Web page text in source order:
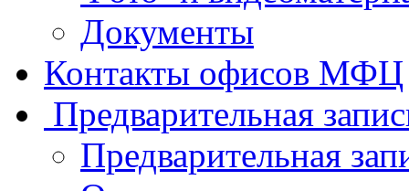
Документы
Контакты офисов МФЦ
Предварительная
Предварительная